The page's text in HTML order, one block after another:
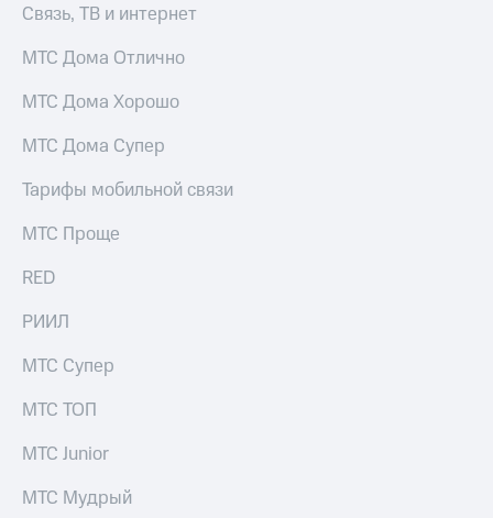
Связь, ТВ и интернет
МТС Дома Отлично
МТС Дома Хорошо
МТС Дома Супер
Тарифы мобильной связи
МТС Проще
RED
РИИЛ
МТС Супер
МТС ТОП
МТС Junior
МТС Мудрый